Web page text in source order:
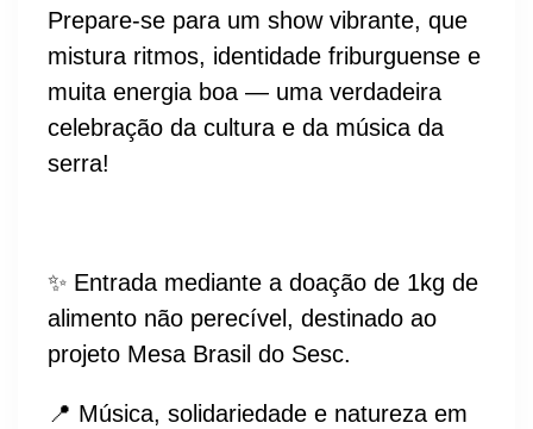
Prepare-se para um show vibrante, que
mistura ritmos, identidade friburguense e
muita energia boa — uma verdadeira
celebração da cultura e da música da
serra!
✨ Entrada mediante a doação de 1kg de
alimento não perecível, destinado ao
projeto Mesa Brasil do Sesc.
📍 Música, solidariedade e natureza em